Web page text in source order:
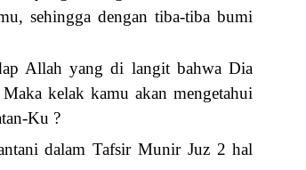
sehingga dengan tiba-tiba bumi
Allah yang di langit bahwa Dia
kelak kamu akan mengetahui
Ku ?
dalam Tafsir Munir Juz 2 hal